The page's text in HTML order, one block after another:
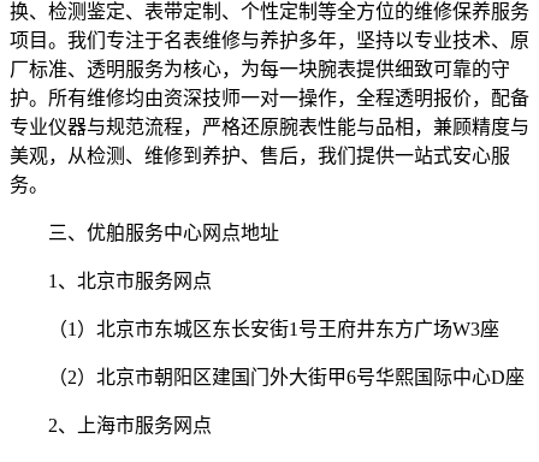
换、检测鉴定、表带定制、个性定制等全方位的维修保养服务
项目。我们专注于名表维修与养护多年，坚持以专业技术、原
厂标准、透明服务为核心，为每一块腕表提供细致可靠的守
护。所有维修均由资深技师一对一操作，全程透明报价，配备
专业仪器与规范流程，严格还原腕表性能与品相，兼顾精度与
美观，从检测、维修到养护、售后，我们提供一站式安心服
务。
三、优舶服务中心网点地址
1、北京市服务网点
（1）北京市东城区东长安街1号王府井东方广场W3座
（2）北京市朝阳区建国门外大街甲6号华熙国际中心D座
2、上海市服务网点